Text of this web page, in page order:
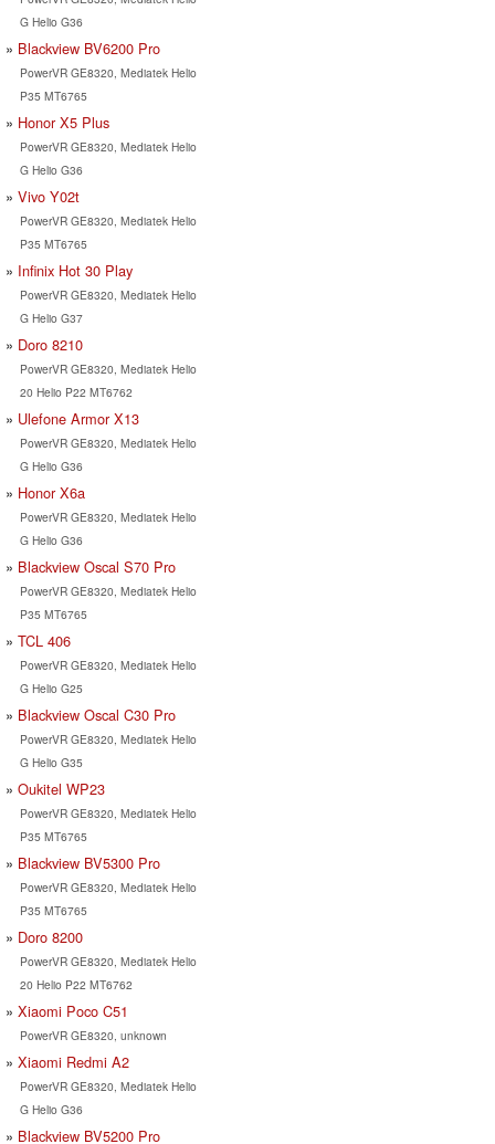
G Helio G36
Blackview BV6200 Pro
PowerVR GE8320, Mediatek Helio
P35 MT6765
Honor X5 Plus
PowerVR GE8320, Mediatek Helio
G Helio G36
Vivo Y02t
PowerVR GE8320, Mediatek Helio
P35 MT6765
Infinix Hot 30 Play
PowerVR GE8320, Mediatek Helio
G Helio G37
Doro 8210
PowerVR GE8320, Mediatek Helio
20 Helio P22 MT6762
Ulefone Armor X13
PowerVR GE8320, Mediatek Helio
G Helio G36
Honor X6a
PowerVR GE8320, Mediatek Helio
G Helio G36
Blackview Oscal S70 Pro
PowerVR GE8320, Mediatek Helio
P35 MT6765
TCL 406
PowerVR GE8320, Mediatek Helio
G Helio G25
Blackview Oscal C30 Pro
PowerVR GE8320, Mediatek Helio
G Helio G35
Oukitel WP23
PowerVR GE8320, Mediatek Helio
P35 MT6765
Blackview BV5300 Pro
PowerVR GE8320, Mediatek Helio
P35 MT6765
Doro 8200
PowerVR GE8320, Mediatek Helio
20 Helio P22 MT6762
Xiaomi Poco C51
PowerVR GE8320, unknown
Xiaomi Redmi A2
PowerVR GE8320, Mediatek Helio
G Helio G36
Blackview BV5200 Pro